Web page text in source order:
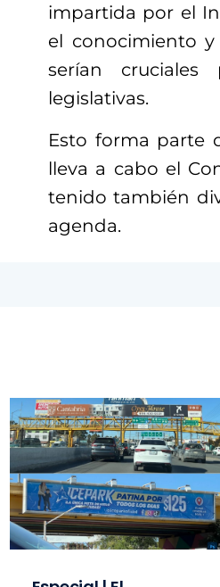
impartida por el
el conocimiento
serían cruciales
legislativas.
Esto forma parte
lleva a cabo el
tenido también
agenda.